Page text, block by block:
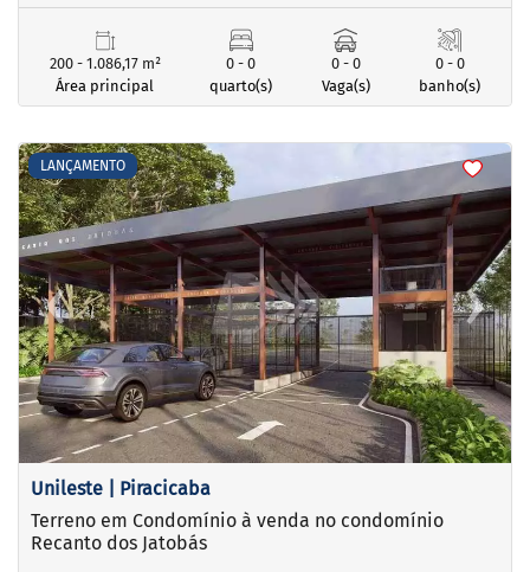
200 - 1.086,17 m²
Área principal
0 - 0
quarto(s)
0 - 0
Vaga(s)
0 - 0
banho(s)
LANÇAMENTO
<<<<
‹Previous ›Next
Unileste | Piracicaba
Terreno em Condomínio à venda no condomínio
Recanto dos Jatobás